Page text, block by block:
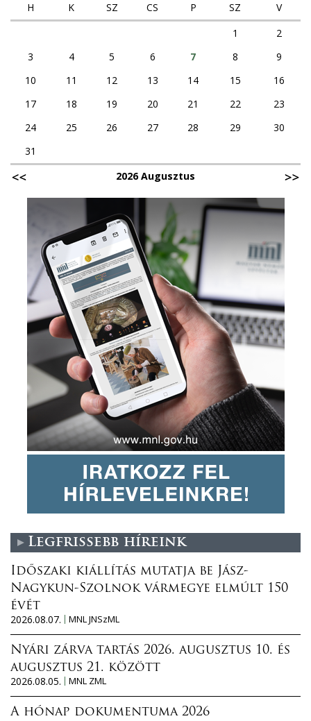
H
K SZ CS P SZ
V
1
2
3
4 5 6 7 8
9
10
11 12 13 14 15
16
17
18 19 20 21 22
23
24
25 26 27 28 29
30
31
2026 Augusztus
Legfrissebb híreink
Időszaki kiállítás mutatja be Jász-
Nagykun-Szolnok vármegye elmúlt 150
évét
2026.08.07.
MNL JNSzML
Nyári zárva tartás 2026. augusztus 10. és
augusztus 21. között
2026.08.05.
MNL ZML
A hónap dokumentuma 2026